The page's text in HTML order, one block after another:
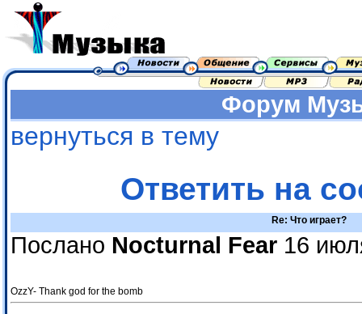
Форум
вернуться в тему
Ответить на
Re: Что играет?
Послано Nocturnal Fear 16
OzzY- Thank god for the bomb